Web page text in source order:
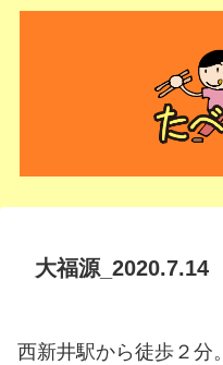
大福源_2020.7.14
西新井駅から徒歩２分。